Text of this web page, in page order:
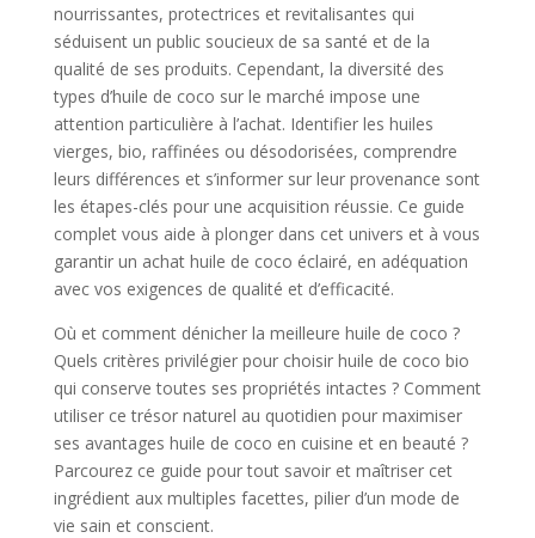
nourrissantes, protectrices et revitalisantes qui
séduisent un public soucieux de sa santé et de la
qualité de ses produits. Cependant, la diversité des
types d’huile de coco sur le marché impose une
attention particulière à l’achat. Identifier les huiles
vierges, bio, raffinées ou désodorisées, comprendre
leurs différences et s’informer sur leur provenance sont
les étapes-clés pour une acquisition réussie. Ce guide
complet vous aide à plonger dans cet univers et à vous
garantir un achat huile de coco éclairé, en adéquation
avec vos exigences de qualité et d’efficacité.
Où et comment dénicher la meilleure huile de coco ?
Quels critères privilégier pour choisir huile de coco bio
qui conserve toutes ses propriétés intactes ? Comment
utiliser ce trésor naturel au quotidien pour maximiser
ses avantages huile de coco en cuisine et en beauté ?
Parcourez ce guide pour tout savoir et maîtriser cet
ingrédient aux multiples facettes, pilier d’un mode de
vie sain et conscient.